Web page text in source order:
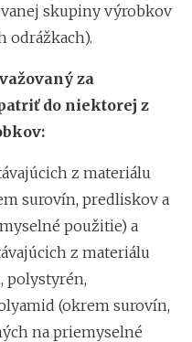
skupiny výrobkov
odrážkach).
za
do niektorej z
z materiálu
surovín, predliskov a
použitie) a
z materiálu
polystyrén,
(okrem surovín,
na priemyselné